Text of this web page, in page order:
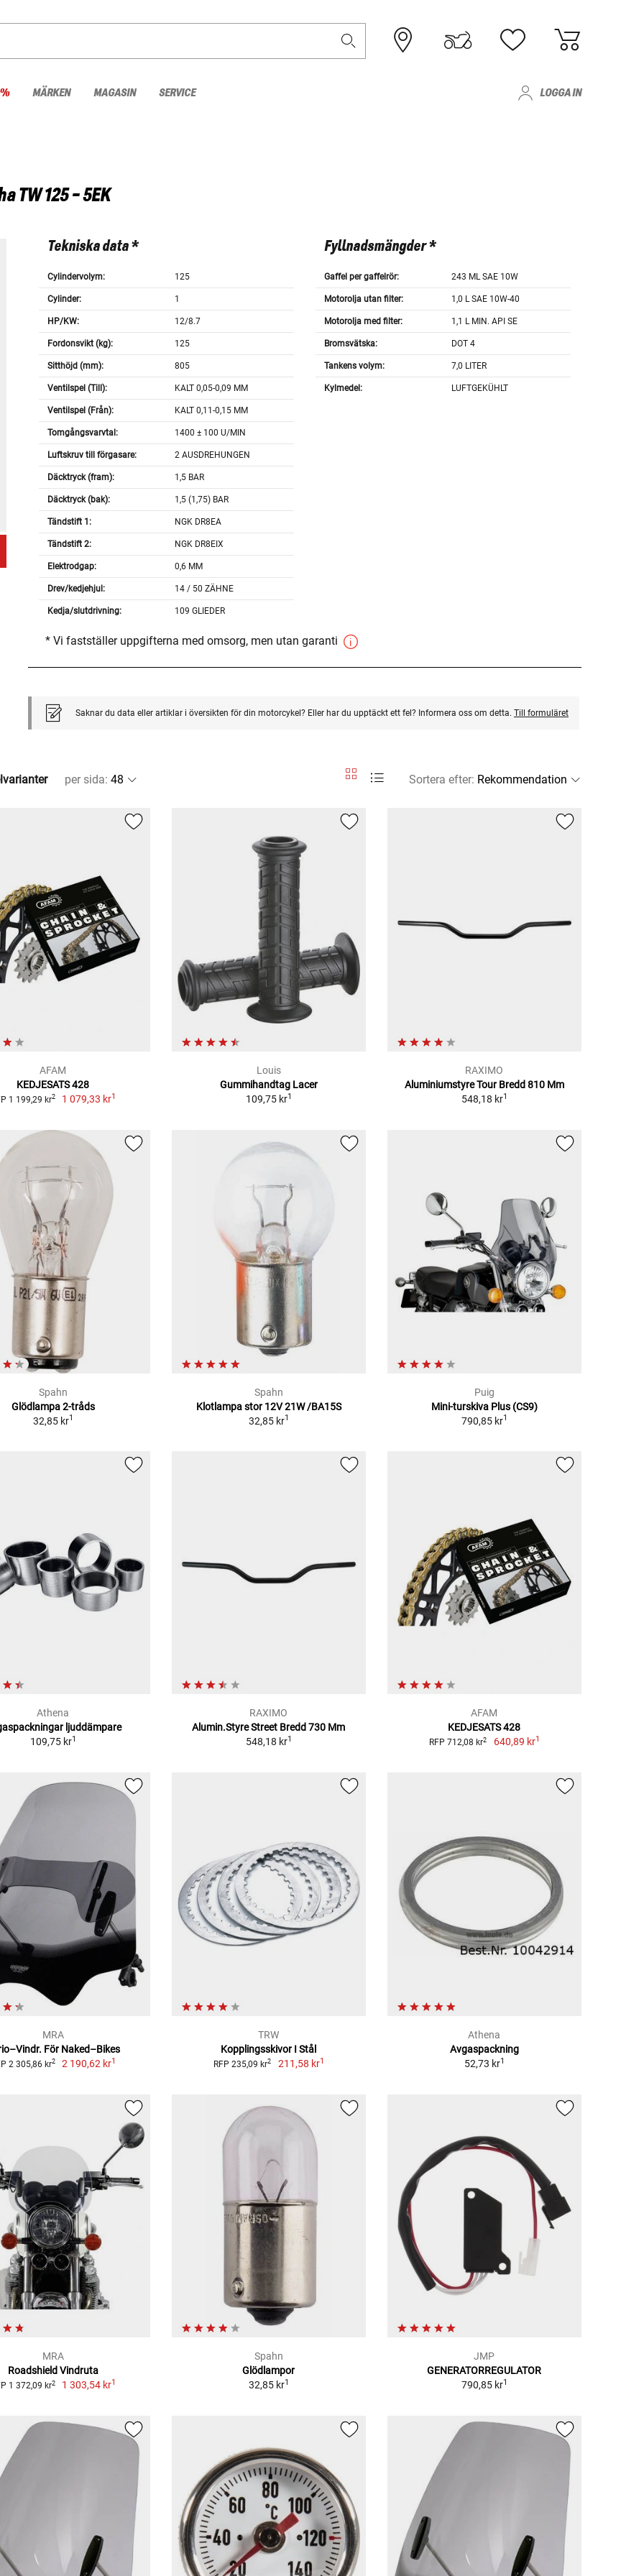
MÄRKEN MAGASIN SERVICE LOGGA IN
TW 125 - 5EK
Tekniska data *
Cylindervolym: 125
Cylinder: 1
HP/KW: 12/8.7
Fordonsvikt (kg): 125
Sitthöjd (mm): 805
Ventilspel (Till): KALT 0,05-0,09 MM
Ventilspel (Från): KALT 0,11-0,15 MM
Tomgångsvarvtal: 1400 ± 100 U/MIN
Luftskruv till förgasare: 2 AUSDREHUNGEN
Däcktryck (fram): 1,5 BAR
Däcktryck (bak): 1,5 (1,75) BAR
Tändstift 1: NGK DR8EA
Tändstift 2: NGK DR8EIX
Elektrodgap: 0,6 MM
Drev/kedjehjul: 14 / 50 ZÄHNE
Kedja/slutdrivning: 109 GLIEDER
Fyllnadsmängder *
Gaffel per gaffelrör: 243 ML SAE 10W
Motorolja utan filter: 1,0 L SAE 10W-40
Motorolja med filter: 1,1 L MIN. API SE
Bromsvätska: DOT 4
Tankens volym: 7,0 LITER
Kylmedel: LUFTGEKÜHLT
* Vi fastställer uppgifterna med omsorg, men utan garanti
Saknar du data eller artiklar i översikten för din motorcykel? Eller har du upptäckt ett fel? Informera oss om detta. Till formuläret
per sida: Sortera efter:
AFAM
KEDJESATS 428
1 199,29 kr2 1 079,33 kr1
Louis
Gummihandtag Lacer
109,75 kr1
RAXIMO
Aluminiumstyre Tour Bredd 810 Mm
548,18 kr1
Spahn
Glödlampa 2-tråds
32,85 kr1
Spahn
Klotlampa stor 12V 21W /BA15S
32,85 kr1
Puig
Mini-turskiva Plus (CS9)
790,85 kr1
Athena
ljuddämpare
109,75 kr1
RAXIMO
Alumin.Styre Street Bredd 730 Mm
548,18 kr1
AFAM
KEDJESATS 428
RFP 712,08 kr2 640,89 kr1
MRA
För Naked–Bikes
2 305,86 kr2 2 190,62 kr1
TRW
Kopplingsskivor I Stål
RFP 235,09 kr2 211,58 kr1
Athena
Avgaspackning
52,73 kr1
MRA
Roadshield Vindruta
1 372,09 kr2 1 303,54 kr1
Spahn
Glödlampor
32,85 kr1
JMP
GENERATORREGULATOR
790,85 kr1